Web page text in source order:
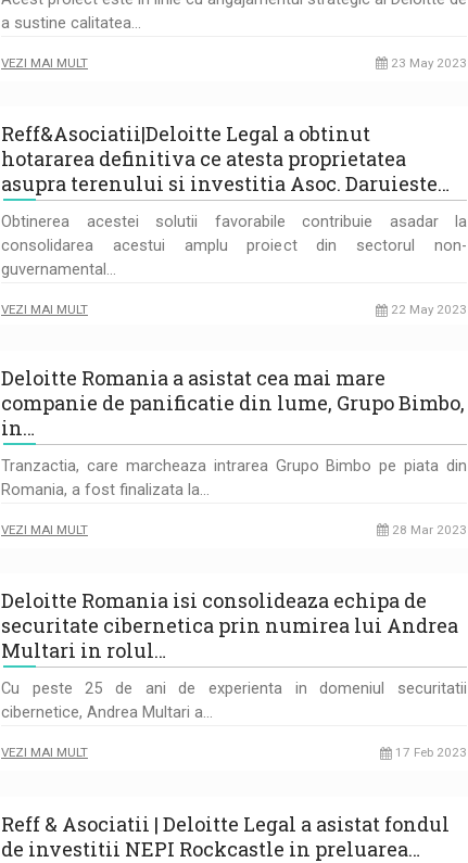
a sustine calitatea…
VEZI MAI MULT 23 May 2023
Reff&Asociatii|Deloitte Legal a obtinut
hotararea definitiva ce atesta proprietatea
asupra terenului si investitia Asoc. Daruieste…
Obtinerea acestei solutii favorabile contribuie asadar la
consolidarea acestui amplu proiect din sectorul non-
guvernamental…
VEZI MAI MULT 22 May 2023
Deloitte Romania a asistat cea mai mare
companie de panificatie din lume, Grupo Bimbo,
in…
Tranzactia, care marcheaza intrarea Grupo Bimbo pe piata din
Romania, a fost finalizata la…
VEZI MAI MULT 28 Mar 2023
Deloitte Romania isi consolideaza echipa de
securitate cibernetica prin numirea lui Andrea
Multari in rolul…
Cu peste 25 de ani de experienta in domeniul securitatii
cibernetice, Andrea Multari a…
VEZI MAI MULT 17 Feb 2023
Reff & Asociatii | Deloitte Legal a asistat fondul
de investitii NEPI Rockcastle in preluarea…